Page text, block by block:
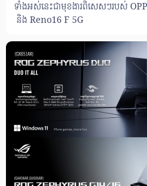
ទាំងអស់នេះជាមុខងារពិសេសៗរបស់
និង Reno16 F 5G